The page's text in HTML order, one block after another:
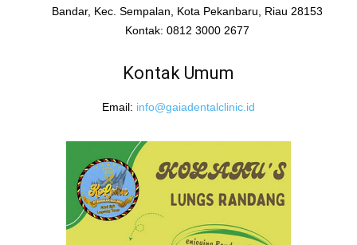
Bandar, Kec. Sempalan, Kota Pekanbaru, Riau 28153
Kontak: 0812 3000 2677
Kontak Umum
Email: info@gaiadentalclinic.id